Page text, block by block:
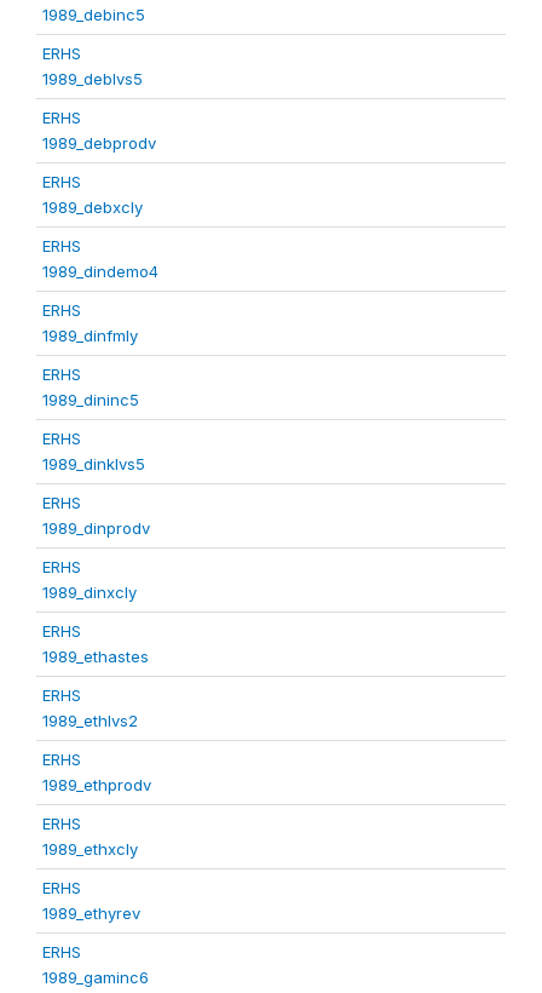
1989_debinc5
ERHS
1989_deblvs5
ERHS
1989_debprodv
ERHS
1989_debxcly
ERHS
1989_dindemo4
ERHS
1989_dinfmly
ERHS
1989_dininc5
ERHS
1989_dinklvs5
ERHS
1989_dinprodv
ERHS
1989_dinxcly
ERHS
1989_ethastes
ERHS
1989_ethlvs2
ERHS
1989_ethprodv
ERHS
1989_ethxcly
ERHS
1989_ethyrev
ERHS
1989_gaminc6